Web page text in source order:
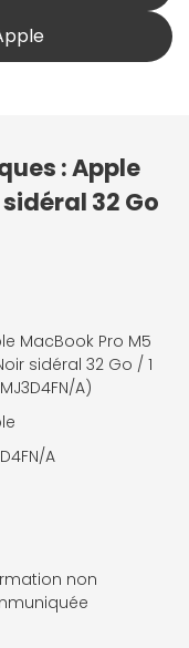
: Apple
32 Go
MacBook Pro M5
sidéral 32 Go / 1
A)
A
non